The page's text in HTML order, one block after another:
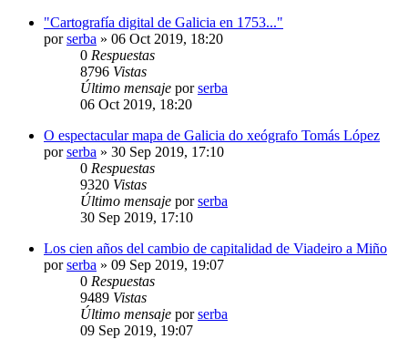
"Cartografía digital de Galicia en 1753..."
porserba » 06 Oct 2019, 18:20
0 Respuestas
8796 Vistas
Último mensaje porserba
06 Oct 2019, 18:20
O espectacular mapa de Galicia do xeógrafo Tomás López
porserba » 30 Sep 2019, 17:10
0 Respuestas
9320 Vistas
Último mensaje porserba
30 Sep 2019, 17:10
Los cien años del cambio de capitalidad de Viadeiro a Miño
porserba » 09 Sep 2019, 19:07
0 Respuestas
9489 Vistas
Último mensaje porserba
09 Sep 2019, 19:07